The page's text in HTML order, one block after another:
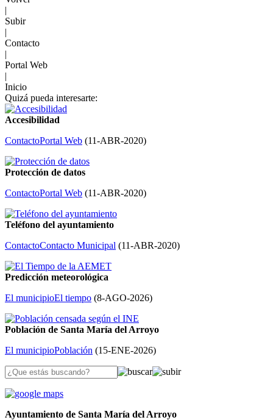
|
Subir
|
Contacto
|
Portal Web
|
Inicio
Quizá pueda interesarte:
Accesibilidad
ContactoPortal Web (11-ABR-2020)
Protección de datos
ContactoPortal Web (11-ABR-2020)
Teléfono del ayuntamiento
ContactoContacto Municipal (11-ABR-2020)
Predicción meteorológica
El municipioEl tiempo (8-AGO-2026)
Población de Santa María del Arroyo
El municipioPoblación (15-ENE-2026)
Ayuntamiento de Santa María del Arroyo